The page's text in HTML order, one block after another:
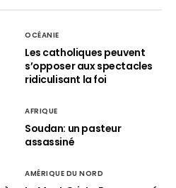
OCÉANIE
Les catholiques peuvent
s’opposer aux spectacles
ridiculisant la foi
AFRIQUE
Soudan: un pasteur
assassiné
AMÉRIQUE DU NORD